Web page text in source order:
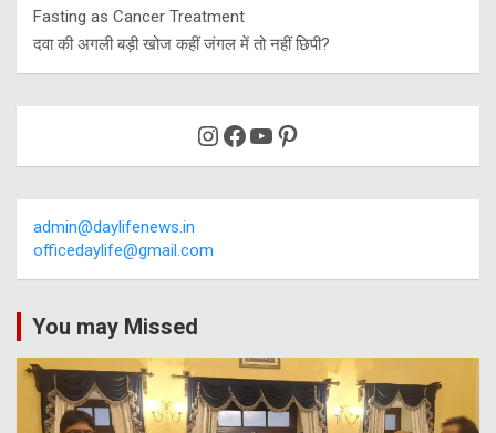
Fasting as Cancer Treatment
दवा की अगली बड़ी खोज कहीं जंगल में तो नहीं छिपी?
Instagram
Facebook
YouTube
Pinterest
admin@daylifenews.in
officedaylife@gmail.com
You may Missed